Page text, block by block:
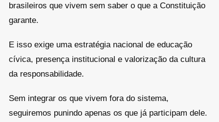
brasileiros que vivem sem saber o que a Constituição
garante.
E isso exige uma estratégia nacional de educação
cívica, presença institucional e valorização da cultura
da responsabilidade.
Sem integrar os que vivem fora do sistema,
seguiremos punindo apenas os que já participam dele.